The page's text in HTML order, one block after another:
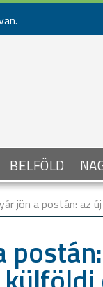
BELFÖLD
jön a postán: az